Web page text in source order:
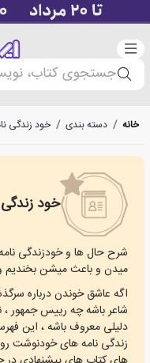
دسته‌بندی
جستجوی کتاب،
خانه / دسته بندی / خود زندگی
خود
Read
شرح حال ها و خودزندگی
میدن و باعث میشن بخندیم و
اگه عاشق خوندن درباره
شاعر باشه چه رییس جمهور ،
دلیلی معروف باشه ، این
زندگی نامه های خودنوشت